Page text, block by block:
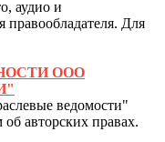
аудио и
правообладателя. Для
ООО
ведомости"
авторских правах.